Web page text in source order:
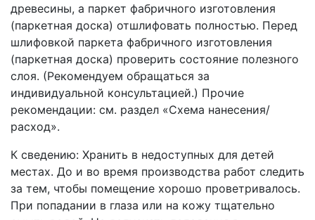
древесины, а паркет фабричного изготовления
(паркетная доска) отшлифовать полностью. Перед
шлифовкой паркета фабричного изготовления
(паркетная доска) проверить состояние полезного
слоя. (Рекомендуем обращаться за
индивидуальной консультацией.) Прочие
рекомендации: см. раздел «Схема нанесения/
расход».
К сведению: Хранить в недоступных для детей
местах. До и во время производства работ следить
за тем, чтобы помещение хорошо проветривалось.
При попадании в глаза или на кожу тщательно